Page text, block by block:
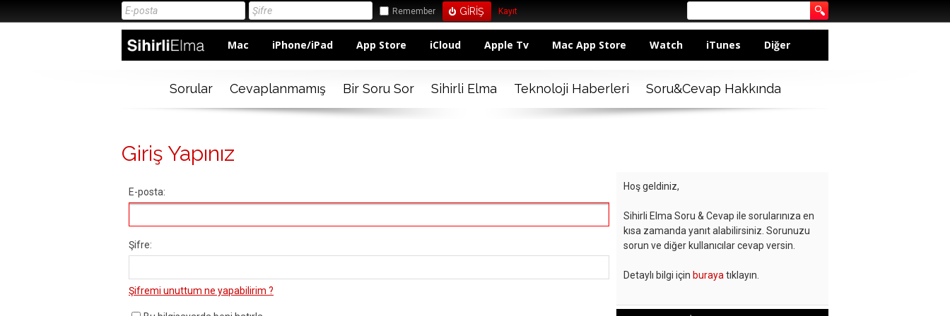
Remember Kayıt
Mac iPhone/iPad App Store iCloud Apple Tv Mac App Store Watch iTunes Diğer
Sorular Cevaplanmamış Bir Soru Sor Sihirli Elma Teknoloji Haberleri Soru&Cevap Hakkında
Giriş Yapınız
E-posta:
Şifre:
Şifremi unuttum ne yapabilirim ?
Hoş geldiniz,
Sihirli Elma Soru & Cevap ile sorularınıza en
kısa zamanda yanıt alabilirsiniz. Sorunuzu
sorun ve diğer kullanıcılar cevap versin.
Detaylı bilgi için buraya tıklayın.